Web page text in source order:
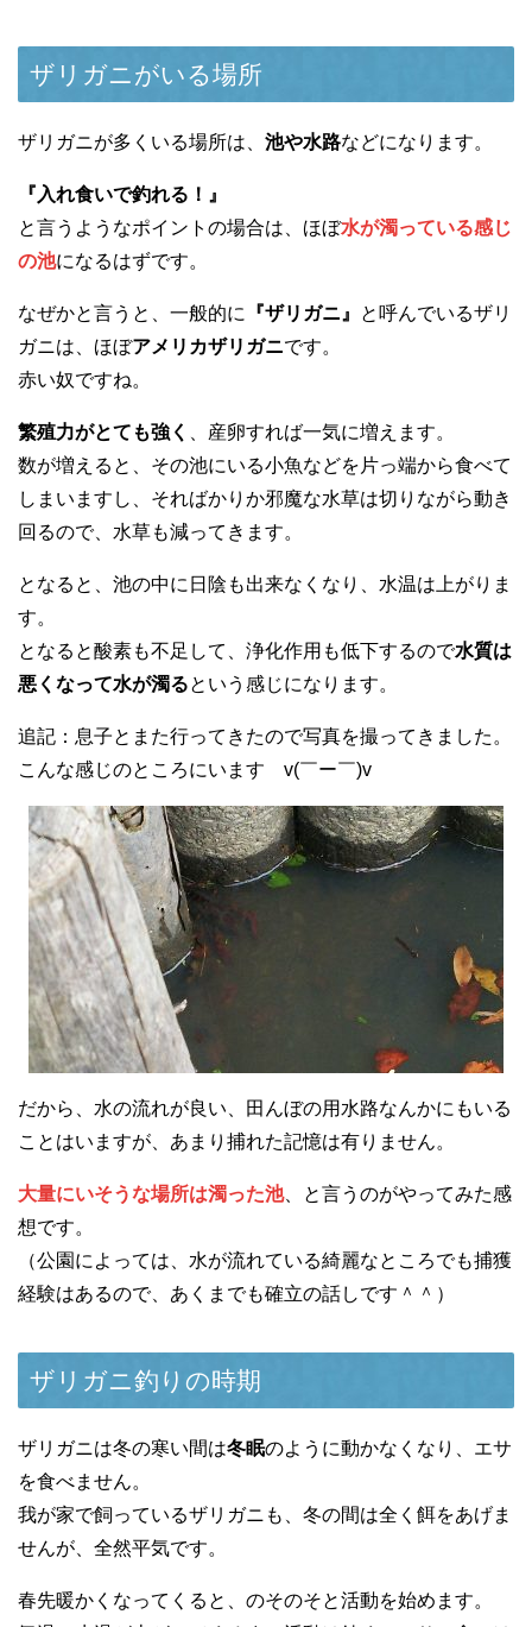
ザリガニがいる場所
ザリガニが多くいる場所は、 池や水路などになります。
『入れ食いで釣れる！』
と言うようなポイントの場合は、ほぼ水が濁っている感じ
の池になるはずです。
なぜかと言うと、一般的に 『ザリガニ』
と呼んでいるザリ
ガニは、ほぼアメリカザリガニです。
赤い奴ですね。
繁殖力がとても強く
、産卵すれば一気に増えます。
数が増えると、その池にいる小魚などを片っ端から食べて
しまいますし、そればかりか邪魔な水草は切りながら動き
回るので、水草も減ってきます。
となると、池の中に日陰も出来なくなり、水温は上がりま
す。
となると酸素も不足して、浄化作用も低下するので水質は
悪くなって水が濁るという感じになります。
追記：息子とまた行ってきたので写真を撮ってきました。
こんな感じのところにいます v(￣ー￣)v
だから、水の流れが良い、田んぼの用水路なんかにもいる
ことはいますが、あまり捕れた記憶は有りません。
大量にいそうな場所は濁った池、と言うのがやってみた感
想です。
（公園によっては、水が流れている綺麗なところでも捕獲
経験はあるので、あくまでも確立の話しです＾＾）
ザリガニ釣りの時期
ザリガニは冬の寒い間は冬眠のように動かなくなり、エサ
を食べません。
我が家で飼っているザリガニも、冬の間は全く餌をあげま
せんが、全然平気です。
春先暖かくなってくると、のそのそと活動を始めます。